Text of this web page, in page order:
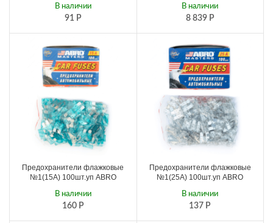
91 Р
В наличии
8 839 Р
В наличии
Предохранители флажковые
№1(15А) 100шт.уп ABRO
160 Р
В наличии
Предохранители флажковые
№1(25А) 100шт.уп ABRO
137 Р
В наличии